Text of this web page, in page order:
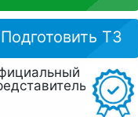
Подготовить ТЗ